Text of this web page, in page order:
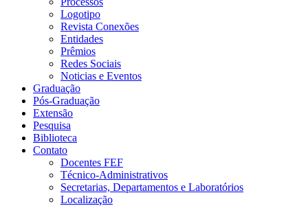
Logotipo
Revista Conexões
Entidades
Prêmios
Redes Sociais
Noticias e Eventos
Graduação
Pós-Graduação
Extensão
Pesquisa
Biblioteca
Contato
Docentes FEF
Técnico-Administrativos
Secretarias, Departamentos e Laboratórios
Localização